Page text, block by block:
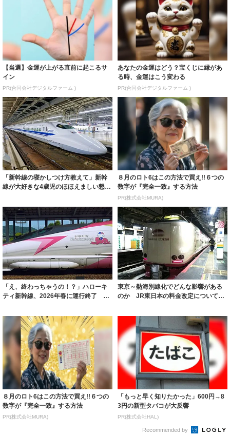
【当選】金運が上がる直前に起こるサ
イン
PR(合同会社デジタルファーム )
あなたの金運はどう？宝くじに縁があ
る時、金運はこう変わる
PR(合同会社デジタルファーム )
「新幹線の寝かしつけ方教えて」新幹
線が大好きな4歳児のほほえましい懇
８月のロト6はこの方法で買え!!６つの
数字が『完全一致』する方法
PR(株式会社MURA)
「え、終わっちゃうの！？」ハローキ
ティ新幹線、2026年春に運行終了
東京～熱海別線化でどんな影響がある
のか JR東日本の料金改定について鉄
８月のロト6はこの方法で買え!!６つの
数字が『完全一致』する方法
PR(株式会社MURA)
「もっと早く知りたかった」600円→8
3円の新型タバコが大反響
PR(株式会社HAL)
Recommended by